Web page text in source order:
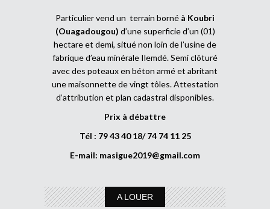
Particulier vend un terrain borné à Koubri
(Ouagadougou) d’une superficie d’un (01)
hectare et demi, situé non loin de l’usine de
fabrique d’eau minérale Ilemdé. Semi clôturé
avec des poteaux en béton armé et abritant
une maisonnette de vingt tôles. Attestation
d’attribution et plan cadastral disponibles.
Prix à débattre
Tél : 79 43 40 18/ 74 74 11 25
E-mail: masigue2019@gmail.com
A LOUER